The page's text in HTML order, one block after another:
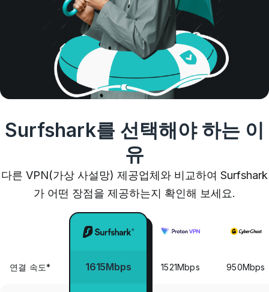
Surfshark를 선택해야 하는 이
유
다른 VPN(가상 사설망) 제공업체와 비교하여 Surfshark
가 어떤 장점을 제공하는지 확인해 보세요.
연결 속도* 1615Mbps 1521Mbps 950Mbps